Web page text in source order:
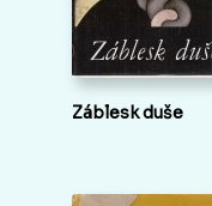
Záblesk duše